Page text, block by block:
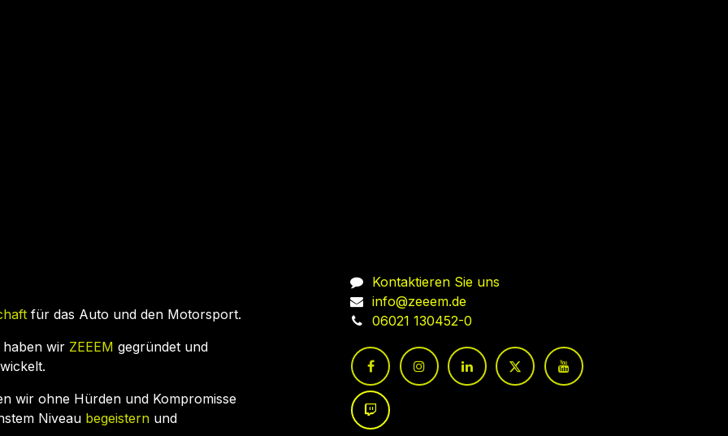
für das Auto und den Motorsport.
haben wir ZEEEM gegründet und
wir ohne Hürden und Kompromisse
Niveau begeistern und
Kontaktieren Sie uns
info@zeeem.de
06021 130452-0